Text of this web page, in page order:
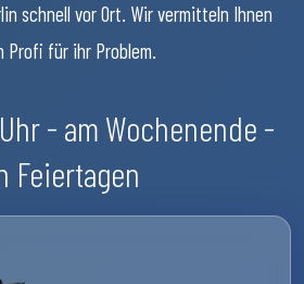
schnell vor Ort. Wir vermitteln Ihnen
Profi für ihr Problem.
- am Wochenende -
Feiertagen